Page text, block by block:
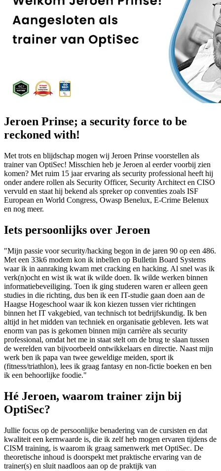
Jeroen Prinse; a security force to be
reckoned with!
Met trots en blijdschap mogen wij Jeroen Prinse voorstellen als
trainer van OptiSec! Misschien heb je Jeroen al eerder voorbij zien
komen? Met ruim 15 jaar ervaring als security professional heeft hij
onder andere rollen als Security Officer, Security Architect en CISO
vervuld en staat hij bekend als spreker op conventies zoals ISF
European en World Congress, Owasp Benelux, E-Crime Belenux
en nog meer.
Iets persoonlijks over Jeroen
"Mijn passie voor security/hacking begon in de jaren 90 op een 486.
Met een 33k6 modem kon ik inbellen op Bulletin Board Systems
waar ik in aanraking kwam met cracking en hacking. Al snel was ik
verk(n)ocht en wist ik wat ik wilde doen. Ik wilde werken binnen
informatiebeveiliging. Toen ik ging studeren waren er alleen geen
studies in die richting, dus ben ik een IT-studie gaan doen aan de
Haagse Hogeschool waar ik kon kiezen tussen vier richtingen
binnen het IT vakgebied, van technisch tot bedrijfskundig. Ik ben
altijd in het midden van techniek en organisatie gebleven. Iets wat
enorm van pas is gekomen binnen mijn carrière als security
professional, omdat het me in staat stelt om de brug te slaan tussen
de werelden van bijvoorbeeld ontwikkelaars en directie. Naast mijn
werk ben ik papa van twee geweldige meiden, sport ik
(fitness/triathlon), lees ik graag fantasy en non-fictie boeken en ben
ik een behoorlijke foodie."
Hé Jeroen, waarom trainer zijn bij
OptiSec?
Jullie focus op de persoonlijke benadering van de cursisten en dat
kwaliteit een kernwaarde is, die ik zelf heb mogen ervaren tijdens de
CISM training, is waarom ik graag samenwerk met OptiSec. De
theoretische inhoud is doorspekt met praktische ervaring van de
trainer(s) en sluit naadloos aan op de praktijk van